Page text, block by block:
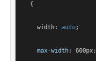
  {
width: auto;
max-width: 600px;